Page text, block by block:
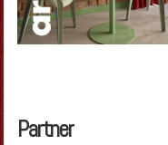
Partner